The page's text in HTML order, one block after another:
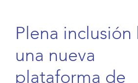
Plena inclusión
una nueva
plataforma de